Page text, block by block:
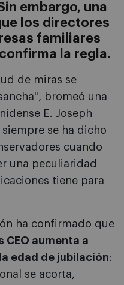
embargo, una
los directores
familiares
la regla.
de miras se
bromeó una
E. Joseph
se ha dicho
cuando
una peculiaridad
tiene para
ha confirmado que
CEO aumenta a
edad de jubilación:
se acorta,